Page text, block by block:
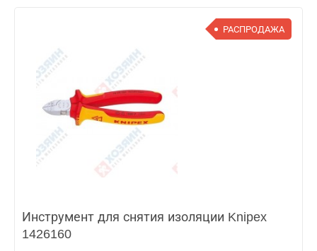
РАСПРОДАЖА
Инструмент для снятия изоляции Knipex
1426160